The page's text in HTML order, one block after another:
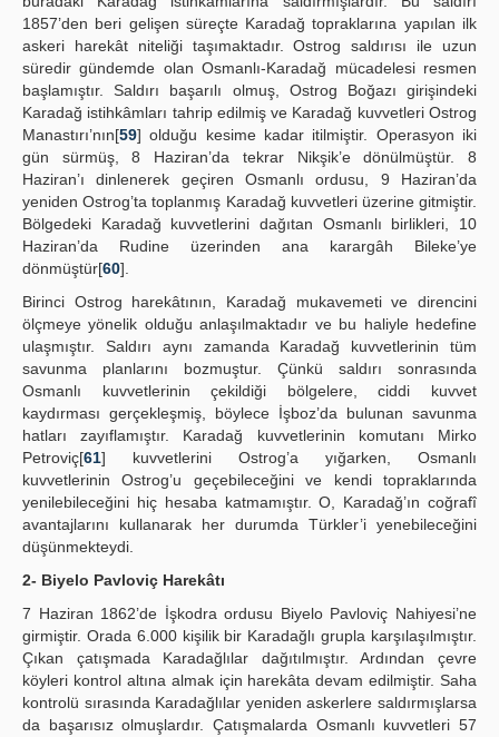
1857’den beri gelişen süreçte Karadağ topraklarına yapılan ilk
askeri harekât niteliği taşımaktadır. Ostrog saldırısı ile uzun
süredir gündemde olan Osmanlı-Karadağ mücadelesi resmen
başlamıştır. Saldırı başarılı olmuş, Ostrog Boğazı girişindeki
Karadağ istihkâmları tahrip edilmiş ve Karadağ kuvvetleri Ostrog
Manastırı’nın[59] olduğu kesime kadar itilmiştir. Operasyon iki
gün sürmüş, 8 Haziran’da tekrar Nikşik’e dönülmüştür. 8
Haziran’ı dinlenerek geçiren Osmanlı ordusu, 9 Haziran’da
yeniden Ostrog’ta toplanmış Karadağ kuvvetleri üzerine gitmiştir.
Bölgedeki Karadağ kuvvetlerini dağıtan Osmanlı birlikleri, 10
Haziran’da Rudine üzerinden ana karargâh Bileke’ye
dönmüştür[60].
Birinci Ostrog harekâtının, Karadağ mukavemeti ve direncini
ölçmeye yönelik olduğu anlaşılmaktadır ve bu haliyle hedefine
ulaşmıştır. Saldırı aynı zamanda Karadağ kuvvetlerinin tüm
savunma planlarını bozmuştur. Çünkü saldırı sonrasında
Osmanlı kuvvetlerinin çekildiği bölgelere, ciddi kuvvet
kaydırması gerçekleşmiş, böylece İşboz’da bulunan savunma
hatları zayıflamıştır. Karadağ kuvvetlerinin komutanı Mirko
Petroviç[61] kuvvetlerini Ostrog’a yığarken, Osmanlı
kuvvetlerinin Ostrog’u geçebileceğini ve kendi topraklarında
yenilebileceğini hiç hesaba katmamıştır. O, Karadağ’ın coğrafî
avantajlarını kullanarak her durumda Türkler’i yenebileceğini
düşünmekteydi.
2- Biyelo Pavloviç Harekâtı
7 Haziran 1862’de İşkodra ordusu Biyelo Pavloviç Nahiyesi’ne
girmiştir. Orada 6.000 kişilik bir Karadağlı grupla karşılaşılmıştır.
Çıkan çatışmada Karadağlılar dağıtılmıştır. Ardından çevre
köyleri kontrol altına almak için harekâta devam edilmiştir. Saha
kontrolü sırasında Karadağlılar yeniden askerlere saldırmışlarsa
da başarısız olmuşlardır. Çatışmalarda Osmanlı kuvvetleri 57